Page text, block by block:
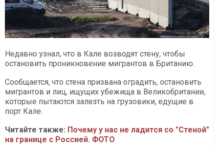
Недавно узнал, что в Кале возводят стену, чтобы
остановить проникновение мигрантов в Британию.
Сообщается, что стена призвана оградить, остановить
мигрантов и лиц, ищущих убежища в Великобритании,
которые пытаются залезть на грузовики, едущие в
порт Кале.
Читайте также: Почему у нас не ладится со "Стеной"
на границе с Россией. ФОТО